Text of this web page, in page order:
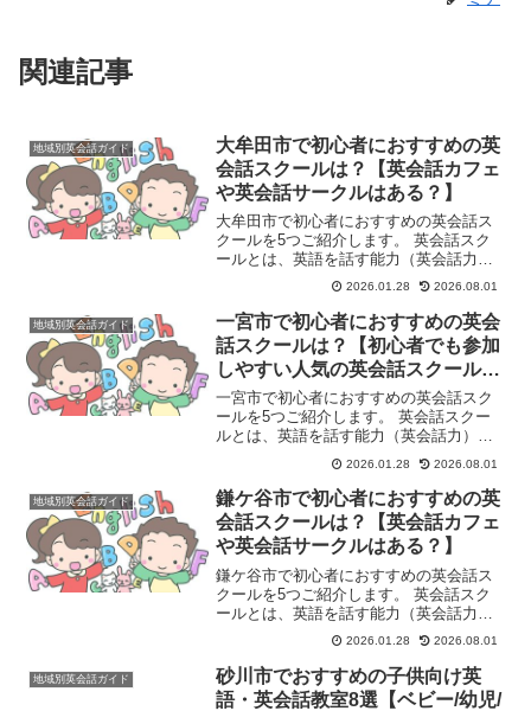
関連記事
地域別英会話ガイド
大牟田市で初心者におすすめの英
会話スクールは？【英会話カフェ
や英会話サークルはある？】
大牟田市で初心者におすすめの英会話ス
クールを5つご紹介します。 英会話スク
ールとは、英語を話す能力（英会話力）
を習得することを目的とした学習塾や教
育機関のことです。主に、英語でのコミ
ュニケーション能力を高めたいと考える
人々（学生、社会人、シ...
2026.01.28 2026.08.01
地域別英会話ガイド
一宮市で初心者におすすめの英会
話スクールは？【初心者でも参加
しやすい人気の英会話スクール5
選】
一宮市で初心者におすすめの英会話スク
ールを5つご紹介します。 英会話スクー
ルとは、英語を話す能力（英会話力）を
習得することを目的とした学習塾や教育
機関のことです。主に、英語でのコミュ
ニケーション能力を高めたいと考える
人々（学生、社会人、シニ...
2026.01.28 2026.08.01
地域別英会話ガイド
鎌ケ谷市で初心者におすすめの英
会話スクールは？【英会話カフェ
や英会話サークルはある？】
鎌ケ谷市で初心者におすすめの英会話ス
クールを5つご紹介します。 英会話スク
ールとは、英語を話す能力（英会話力）
を習得することを目的とした学習塾や教
育機関のことです。主に、英語でのコミ
ュニケーション能力を高めたいと考える
人々（学生、社会人、シ...
2026.01.28 2026.08.01
地域別英会話ガイド
砂川市でおすすめの子供向け英
語・英会話教室8選【ベビー/幼児/